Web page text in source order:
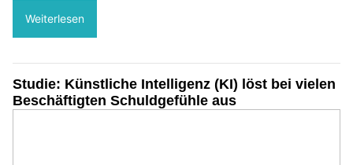
Weiterlesen
Studie: Künstliche Intelligenz (KI) löst bei vielen
Beschäftigten Schuldgefühle aus